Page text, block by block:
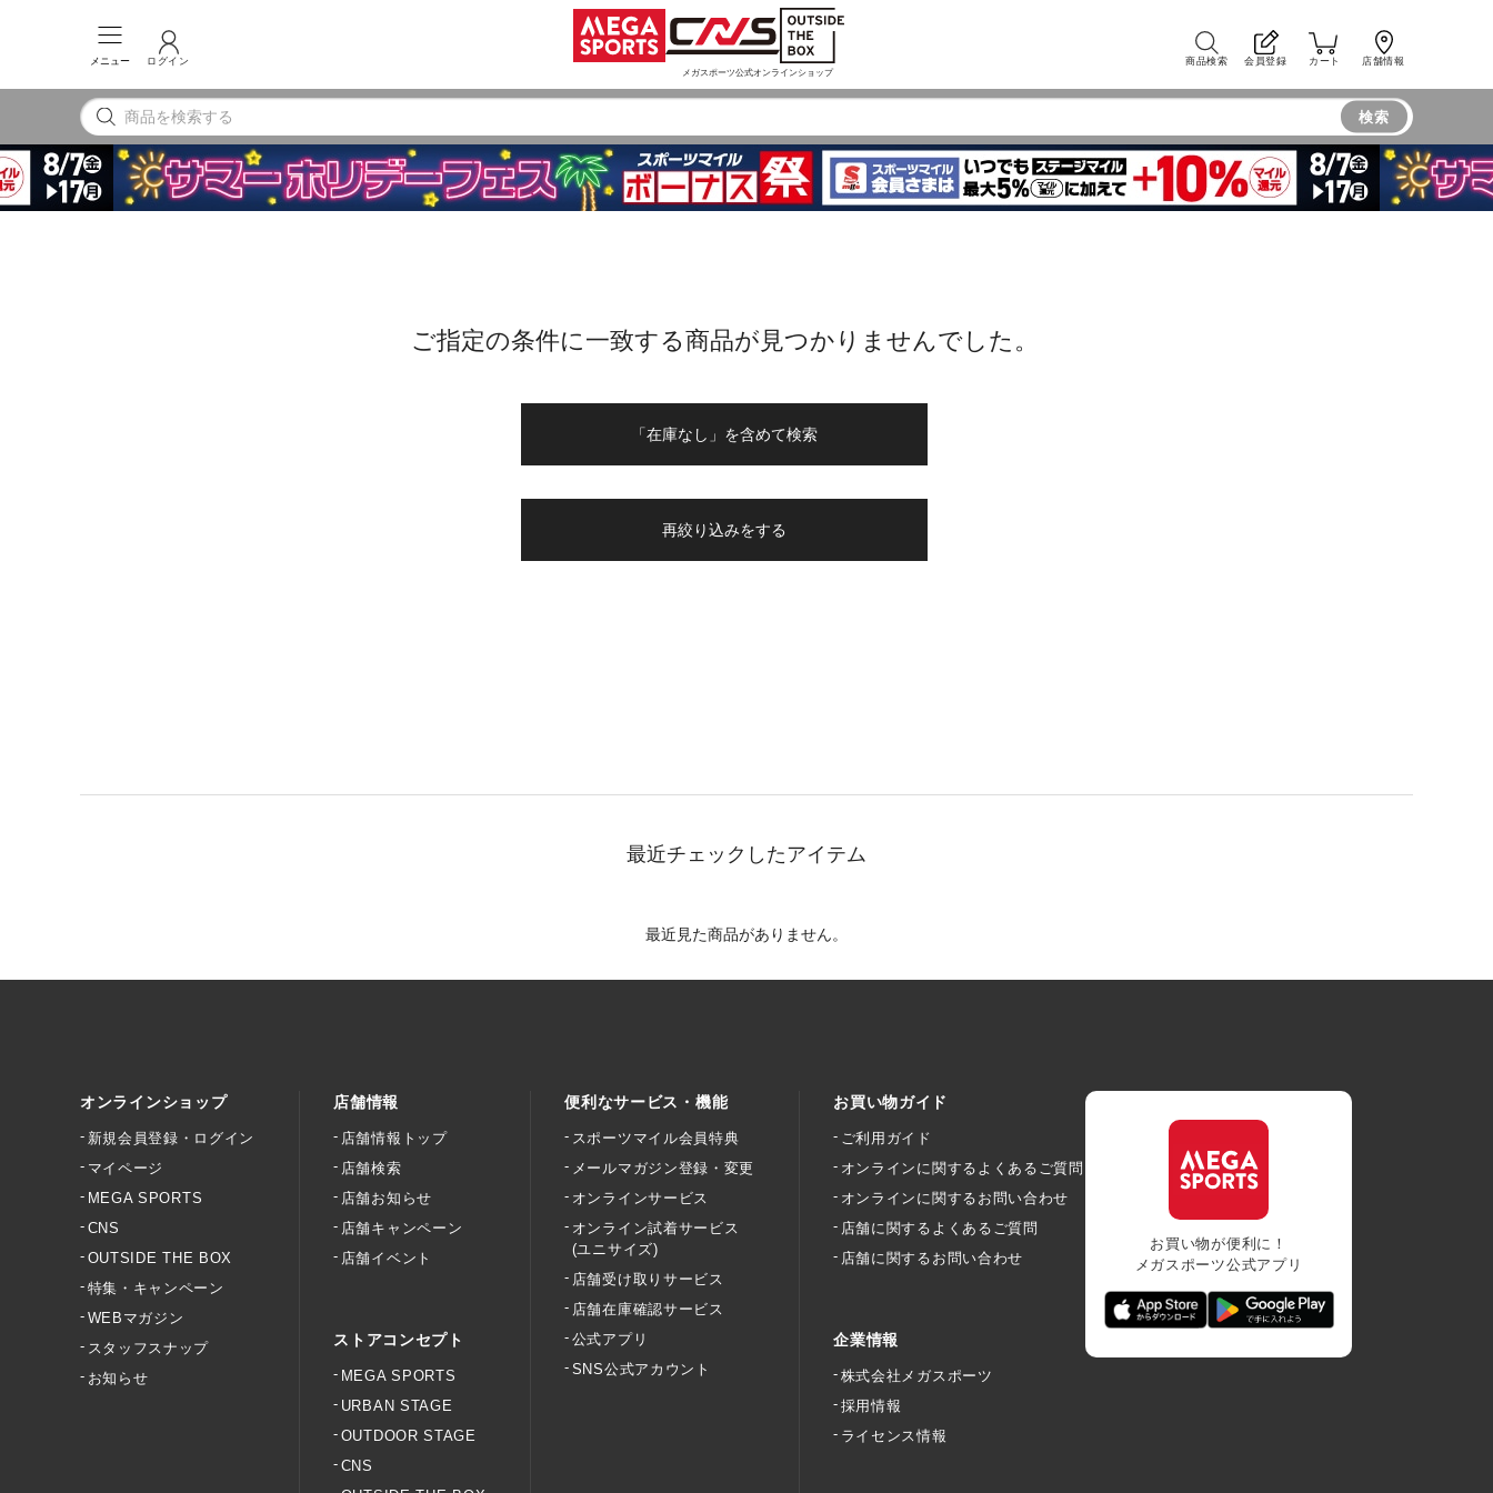
メニュー ログイン
メガスポーツ公式オンラインショップ
商品検索 会員登録 カート 店舗情報
検索
ご指定の条件に一致する商品が見つかりませんでした。
「在庫なし」を含めて検索
再絞り込みをする
最近チェックしたアイテム
最近見た商品がありません。
オンラインショップ
新規会員登録・ログイン
マイページ
MEGA SPORTS
CNS
OUTSIDE THE BOX
特集・キャンペーン
WEBマガジン
スタッフスナップ
お知らせ
店舗情報
店舗情報トップ
店舗検索
店舗お知らせ
店舗キャンペーン
店舗イベント
ストアコンセプト
MEGA SPORTS
URBAN STAGE
OUTDOOR STAGE
CNS
便利なサービス・機能
スポーツマイル会員特典
メールマガジン登録・変更
オンラインサービス
オンライン試着サービス
(ユニサイズ)
店舗受け取りサービス
店舗在庫確認サービス
公式アプリ
SNS公式アカウント
お買い物ガイド
ご利用ガイド
オンラインに関するよくあるご質問
オンラインに関するお問い合わせ
店舗に関するよくあるご質問
店舗に関するお問い合わせ
企業情報
株式会社メガスポーツ
採用情報
ライセンス情報
お買い物が便利に！
メガスポーツ公式アプリ